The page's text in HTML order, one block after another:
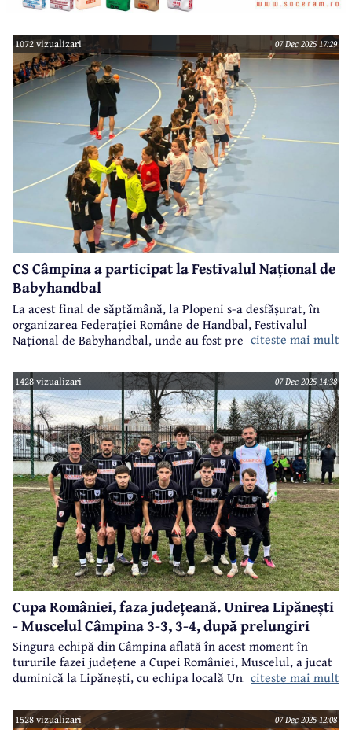
1072 vizualizari 07 Dec 2025 17:29
CS Câmpina a participat la Festivalul Național de
Babyhandbal
La acest final de săptămână, la Plopeni s-a desfășurat, în
organizarea Federației Române de Handbal, Festivalul
Național de Babyhandbal, unde au fost prezente 21 de
formată din cele mai mici jucătoare ale clubului.
citeste mai mult
1428 vizualizari 07 Dec 2025 14:38
Cupa României, faza județeană. Unirea Lipănești
- Muscelul Câmpina 3-3, 3-4, după prelungiri
Singura echipă din Câmpina aflată în acest moment în
tururile fazei județene a Cupei României, Muscelul, a jucat
duminică la Lipănești, cu echipa locală Unirea.citeste mai mult
1528 vizualizari 07 Dec 2025 12:08